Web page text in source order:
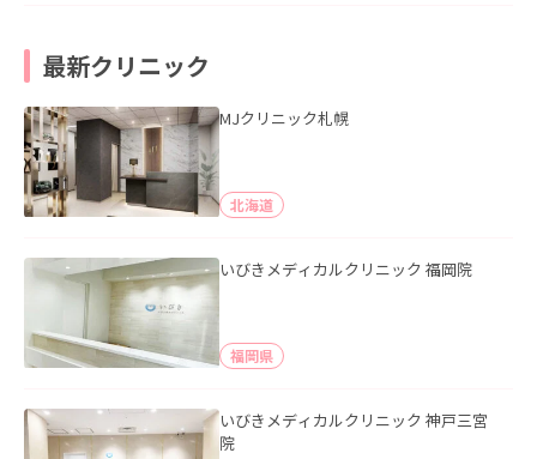
最新クリニック
MJクリニック札幌
北海道
いびきメディカルクリニック 福岡院
福岡県
いびきメディカルクリニック 神戸三宮
院